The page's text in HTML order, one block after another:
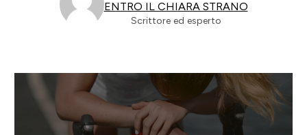
ENTRO IL CHIARA STRANO
Scrittore ed esperto